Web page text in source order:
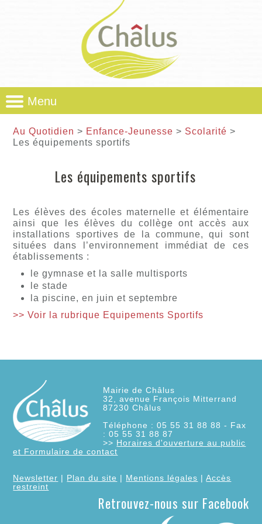
Menu
Au Quotidien > Enfance-Jeunesse > Scolarité >
Les équipements sportifs
Les équipements sportifs
Les élèves des écoles maternelle et élémentaire
ainsi que les élèves du collège ont accès aux
installations sportives de la commune, qui sont
situées dans l’environnement immédiat de ces
établissements :
le gymnase et la salle multisports
le stade
la piscine, en juin et septembre
>> Voir la rubrique Equipements Sportifs
Mairie de Châlus
32, avenue François Mitterrand
87230 Châlus
Téléphone : 05 55 31 88 88 - Fax
: 05 55 31 88 87
>> Horaires d'ouverture au public
et Formulaire de contact
Newsletter | Plan du site | Mentions légales |Accès
restreint
Retrouvez-nous sur Facebook